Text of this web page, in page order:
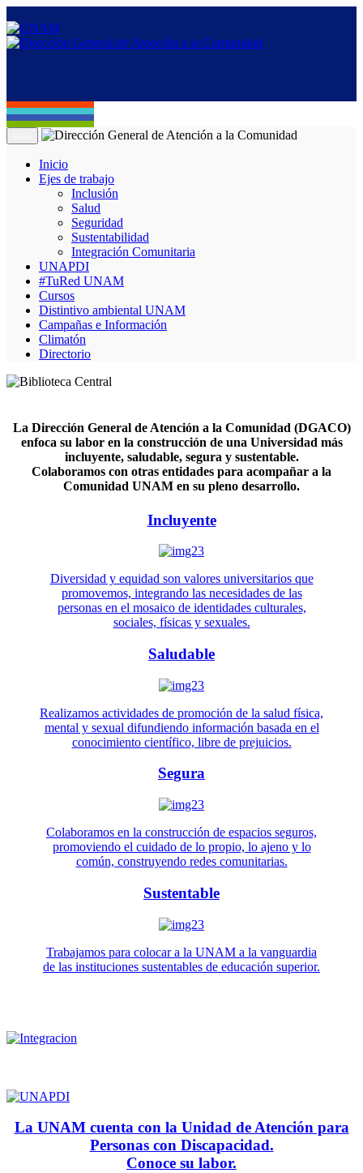
Inicio
Ejes de trabajo
Inclusión
Salud
Seguridad
Sustentabilidad
Integración Comunitaria
UNAPDI
#TuRed UNAM
Cursos
Distintivo ambiental UNAM
Campañas e Información
Climatón
Directorio
La Dirección General de Atención a la Comunidad (DGACO)
enfoca su labor en la construcción de una Universidad más
incluyente, saludable, segura y sustentable.
Colaboramos con otras entidades para acompañar a la
Comunidad UNAM en su pleno desarrollo.
Incluyente
Diversidad y equidad son valores universitarios que
promovemos, integrando las necesidades de las
personas en el mosaico de identidades culturales,
sociales, físicas y sexuales.
Saludable
Realizamos actividades de promoción de la salud física,
mental y sexual difundiendo información basada en el
conocimiento científico, libre de prejuicios.
Segura
Colaboramos en la construcción de espacios seguros,
promoviendo el cuidado de lo propio, lo ajeno y lo
común, construyendo redes comunitarias.
Sustentable
Trabajamos para colocar a la UNAM a la vanguardia
de las instituciones sustentables de educación superior.
La UNAM cuenta con la Unidad de Atención para
Personas con Discapacidad.
Conoce su labor.